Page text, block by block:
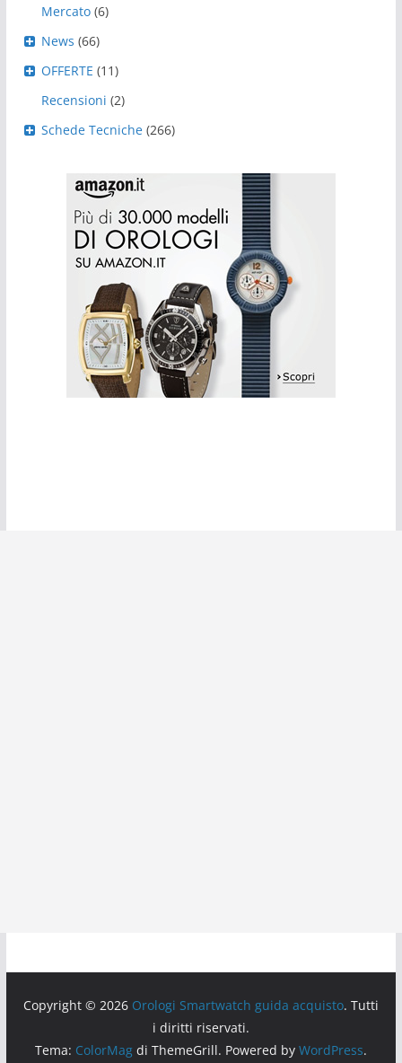
Mercato (6)
News (66)
OFFERTE (11)
Recensioni (2)
Schede Tecniche (266)
Copyright © 2026 Orologi Smartwatch guida acquisto. Tutti
i diritti riservati.
Tema: ColorMagdi ThemeGrill. Powered by WordPress.